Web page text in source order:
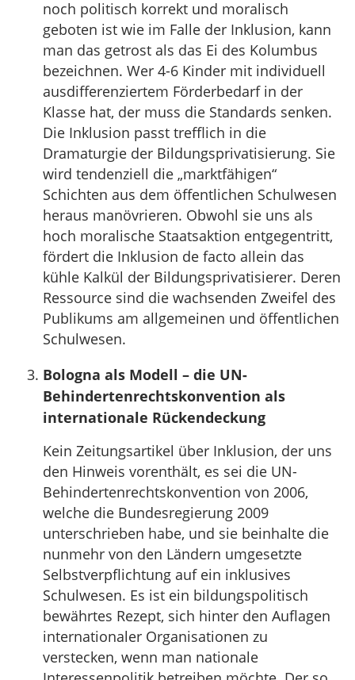
noch politisch korrekt und moralisch
geboten ist wie im Falle der Inklusion, kann
man das getrost als das Ei des Kolumbus
bezeichnen. Wer 4-6 Kinder mit individuell
ausdifferenziertem Förderbedarf in der
Klasse hat, der muss die Standards senken.
Die Inklusion passt trefflich in die
Dramaturgie der Bildungsprivatisierung. Sie
wird tendenziell die „marktfähigen“
Schichten aus dem öffentlichen Schulwesen
heraus manövrieren. Obwohl sie uns als
hoch moralische Staatsaktion entgegentritt,
fördert die Inklusion de facto allein das
kühle Kalkül der Bildungsprivatisierer. Deren
Ressource sind die wachsenden Zweifel des
Publikums am allgemeinen und öffentlichen
Schulwesen.
Bologna als Modell – die UN-
Behindertenrechtskonvention als
internationale Rückendeckung
Kein Zeitungsartikel über Inklusion, der uns
den Hinweis vorenthält, es sei die UN-
Behindertenrechtskonvention von 2006,
welche die Bundesregierung 2009
unterschrieben habe, und sie beinhalte die
nunmehr von den Ländern umgesetzte
Selbstverpflichtung auf ein inklusives
Schulwesen. Es ist ein bildungspolitisch
bewährtes Rezept, sich hinter den Auflagen
internationaler Organisationen zu
verstecken, wenn man nationale